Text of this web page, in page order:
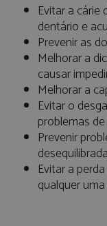
Evitar a
dentário e
Prevenir as
Melhorar a
causar
Melhorar a
Evitar o
problemas
Prevenir
desequilibrada
Evitar a
qualquer